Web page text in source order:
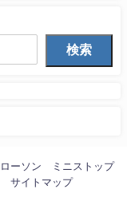
検索
ローソン
ミニストップ
サイトマップ